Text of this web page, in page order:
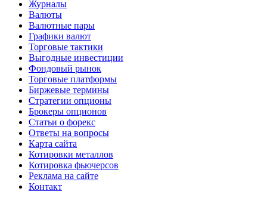
Журналы
Валюты
Валютные пары
Графики валют
Торговые тактики
Выгодные инвестиции
Фондовый рынок
Торговые платформы
Биржевые термины
Стратегии опционы
Брокеры опционов
Статьи о форекс
Ответы на вопросы
Карта сайта
Котировки металлов
Котировка фьючерсов
Реклама на сайте
Контакт